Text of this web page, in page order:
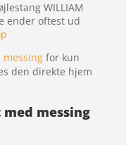
WILLIAM
ender oftest ud
messingfor kun
den direkte hjem
messing